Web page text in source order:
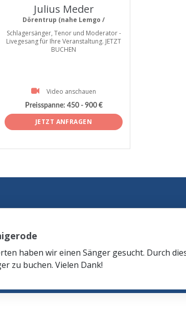
Julius Meder
Dörentrup (nahe Lemgo /
Schlagersänger, Tenor und Moderator -
Livegesang für Ihre Veranstaltung. JETZT
BUCHEN
Video anschauen
Preisspanne: 450 - 900 €
JETZT ANFRAGEN
haben wir einen Sänger gesucht. Durch
zu buchen. Vielen Dank!